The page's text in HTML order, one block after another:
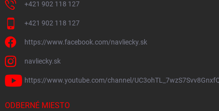
+421 902 118 127
+421 902 118 127
https://www.facebook.com/navliecky.sk
navliecky.sk
https://www.youtube.com/channel/
ODBERNÉ MIESTO